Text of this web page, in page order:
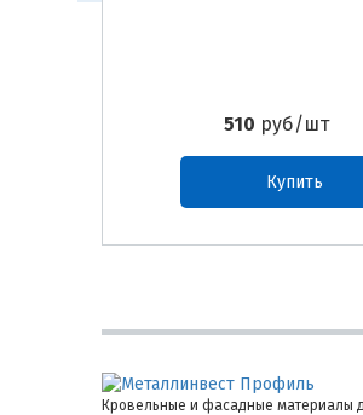
510 руб/шт
Купить
Кровельные и фасадные материалы